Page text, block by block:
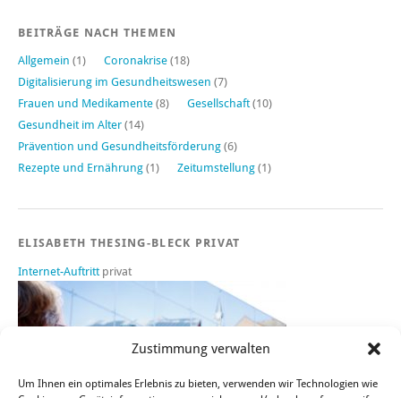
Zustimmung verwalten
Um Ihnen ein optimales Erlebnis zu bieten, verwenden wir Technologien wie
BEITRÄGE NACH THEMEN
Allgemein (1) Coronakrise (18)
Digitalisierung im Gesundheitswesen (7)
Frauen und Medikamente (8) Gesellschaft (10)
Gesundheit im Alter (14)
Prävention und Gesundheitsförderung (6)
Rezepte und Ernährung (1) Zeitumstellung (1)
ELISABETH THESING-BLECK PRIVAT
Internet-Auftritt privat